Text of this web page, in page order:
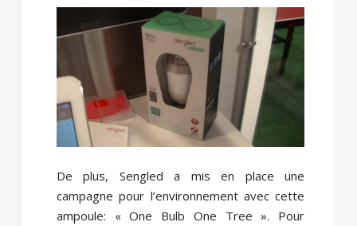
De plus, Sengled a mis en place une
campagne pour l’environnement avec cette
ampoule: « One Bulb One Tree ». Pour